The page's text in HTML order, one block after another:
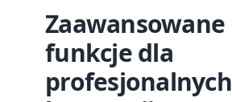
Zaawansowane
funkcje dla
profesjonalnych